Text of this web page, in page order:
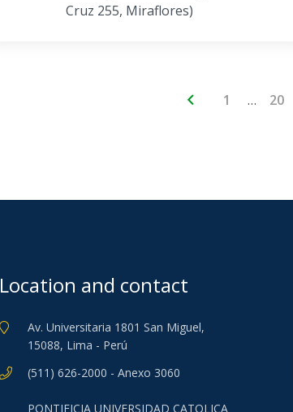
Cruz 255, Miraflores)
1 … 20
Location and contact
Av. Universitaria 1801 San Miguel,
15088, Lima - Perú
(511) 626-2000 - Anexo 3060
PONTIFICIA UNIVERSIDAD CATOLICA